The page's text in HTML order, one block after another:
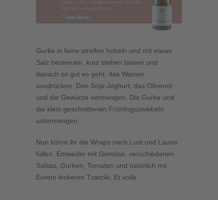
Gurke in feine streifen hobeln und mit etwas
Salz bestreuen, kurz stehen lassen und
danach so gut es geht, das Wasser
ausdrücken. Den Soja-Joghurt, das Olivenöl
und die Gewürze vermengen. Die Gurke und
die klein geschnittenen Frühlingszwiebeln
untermengen.
Nun könnt ihr die Wraps nach Lust und Laune
füllen. Entweder mit Gemüse, verschiedenen
Salsas, Gurken, Tomaten und natürlich mit
Eurem leckeren Tzatziki. Et voilà